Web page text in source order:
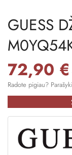
GUESS
72,90 €
Radote pigiau?